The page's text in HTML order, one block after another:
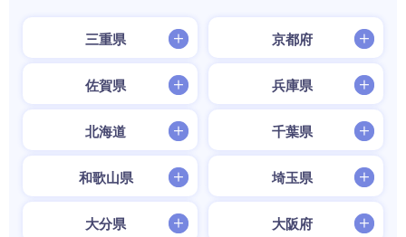
三重県 京都府
佐賀県 兵庫県
北海道 千葉県
和歌山県 埼玉県
大分県 大阪府